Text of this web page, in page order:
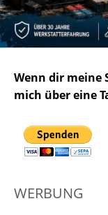
Wenn dir meine
mich über eine
WERBUNG